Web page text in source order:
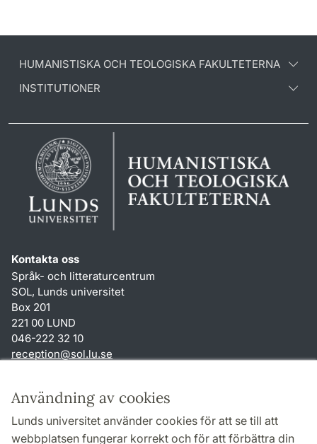
Användning av cookies
Lunds universitet använder cookies för att se till att
webbplatsen fungerar korrekt och för att förbättra din
HUMANISTISKA OCH TEOLOGISKA FAKULTETERNA
INSTITUTIONER
Kontakta oss
Språk- och litteraturcentrum
SOL, Lunds universitet
Box 201
221 00 LUND
046-222 32 10
reception@sol.lu.se
Genvägar
Om webbplatsen och cookies
Behandling av personuppgifter